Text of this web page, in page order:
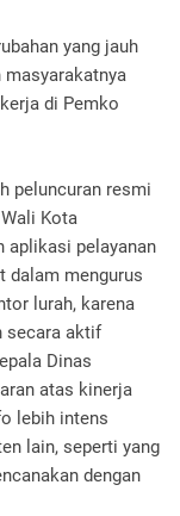
yang jauh
masyarakatnya
di Pemko
peluncuran resmi
Kota
aplikasi pelayanan
dalam mengurus
lurah, karena
secara aktif
Dinas
atas kinerja
lebih intens
lain, seperti yang
dengan